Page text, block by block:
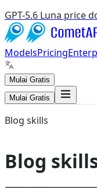
GPT-5.6 Luna price
ModelsPricing
Mulai Gratis
Mulai Gratis
Blog skills
Blog